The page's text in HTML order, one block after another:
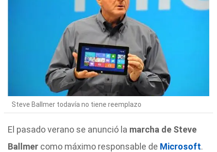
Steve Ballmer todavía no tiene reemplazo
El pasado verano se anunció la marcha de Steve
Ballmercomo máximo responsable de Microsoft.